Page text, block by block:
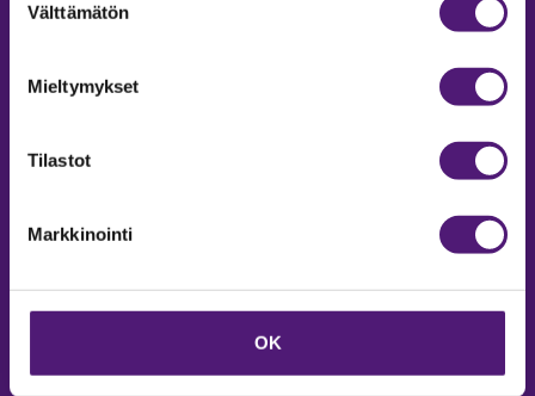
valinta
Välttämätön
Mieltymykset
Tilastot
Markkinointi
OK
Vastuullisuus
Ympäristöohjelma
Avoimet työpaikat